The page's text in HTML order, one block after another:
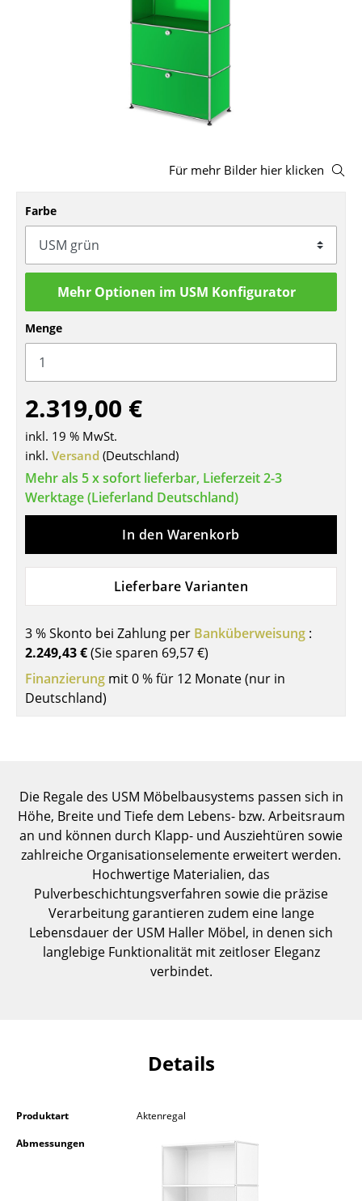
Bürodrehstühle
Konferenzstühle
Einzelteile
... alle Sitzmöbel
Tische
Esstische
Beistelltische
Couchtische
Schreibtische
Konferenztische
Stehtische & Stehpulte
Kindertische
Gartentische
Servierwagen
Aufbewahren
Regale & Schränke
Bücherregale
Wandregale
Sideboards & Kommoden
Für mehr Bilder hier klicken
Farbe
Mehr Optionen im USM Konfigurator
Menge
2.319,00 €
inkl. 19 % MwSt.
inkl. Versand (Deutschland)
Mehr als 5 x sofort lieferbar, Lieferzeit 2-3
Werktage (Lieferland Deutschland)
In den Warenkorb
Lieferbare Varianten
3 % Skonto bei Zahlung per Banküberweisung :
2.249,43 €(Sie sparen 69,57 €)
Finanzierung mit 0 % für 12 Monate (nur in
Deutschland)
Die Regale des USM Möbelbausystems passen sich in
Höhe, Breite und Tiefe dem Lebens- bzw. Arbeitsraum
an und können durch Klapp- und Ausziehtüren sowie
zahlreiche Organisationselemente erweitert werden.
Hochwertige Materialien, das
Pulverbeschichtungsverfahren sowie die präzise
Verarbeitung garantieren zudem eine lange
Lebensdauer der USM Haller Möbel, in denen sich
langlebige Funktionalität mit zeitloser Eleganz
verbindet.
Details
Produktart
Aktenregal
Abmessungen